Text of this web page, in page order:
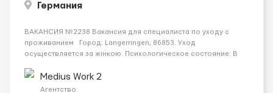
Германия
ВАКАНСИЯ №2238 Вакансия для специалиста по уходу с
проживанием Город: Langerringen, 86853. Уход
осуществляется за жінкою. Психологическое состояние: В
(можливість сидіти є). Ночью пациент: Іноді прокидається, не
щодня...
Medius Work 2
Агентство